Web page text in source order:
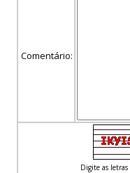
Comentário:
Digite as